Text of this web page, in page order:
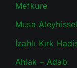
Mefkure
Musa
İzahlı Kırk
Ahlak – Adab